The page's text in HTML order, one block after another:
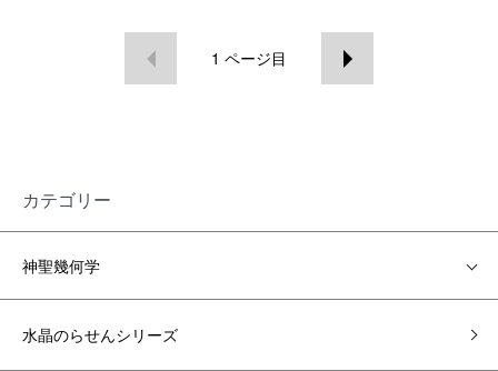
1 ページ目
カテゴリー
神聖幾何学
水晶のらせんシリーズ